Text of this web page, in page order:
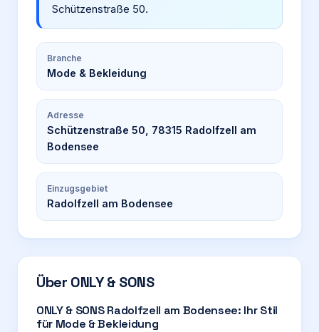
Schützenstraße 50.
Branche
Mode & Bekleidung
Adresse
Schützenstraße 50, 78315 Radolfzell am
Bodensee
Einzugsgebiet
Radolfzell am Bodensee
Über ONLY & SONS
ONLY & SONS Radolfzell am Bodensee: Ihr Stil
für Mode & Bekleidung